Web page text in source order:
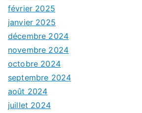
février 2025
janvier 2025
décembre 2024
novembre 2024
octobre 2024
septembre 2024
août 2024
juillet 2024